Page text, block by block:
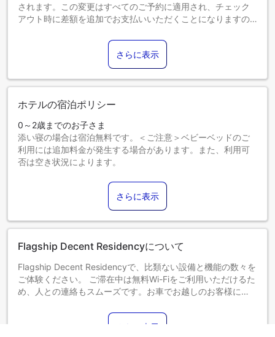
されます。この変更はすべてのご予約に適用され、チェック
アウト時に差額を追加でお支払いいただくことになりますの
さらに表示
ホテルの宿泊ポリシー
0～2歳までのお子さま
添い寝の場合は宿泊無料です。＜ご注意＞ベビーベッドのご
利用には追加料金が発生する場合があります。また、利用可
否は空き状況によります。
添い寝の場合は宿泊無料です。
6歳以上のゲストは大人とみなされます。
エキストラベッドの追加可否は、お部屋タイプにより異なり
ます。各部屋タイプ欄の記載をご確認ください。
さらに表示
Flagship Decent Residencyについて
Flagship Decent Residencyで、比類ない設備と機能の数々を
ご体験ください。 ご滞在中は無料Wi-Fiをご利用いただけるた
め、人との連絡もスムーズです。お車でお越しのお客様に
ビスなど、フロントデスクで必要なサポートをいつでも受け
さらに表示